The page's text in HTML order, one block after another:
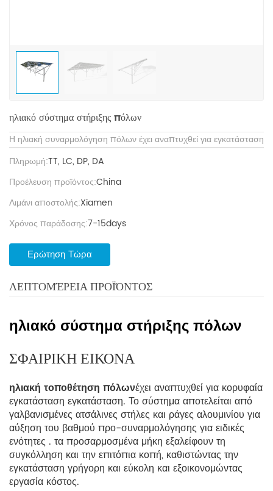
ηλιακό σύστημα στήριξης πόλων
Η ηλιακή συναρμολόγηση πόλων έχει αναπτυχθεί για εγκατάσταση
Πληρωμή:TT, LC, DP, DA
Προέλευση προϊόντος:China
Λιμάνι αποστολής:Xiamen
Χρόνος παράδοσης:7-15days
Ερώτηση Τώρα
ΛΕΠΤΟΜΈΡΕΙΑ ΠΡΟΪΌΝΤΟΣ
ηλιακό σύστημα στήριξης πόλων
ΣΦΑΙΡΙΚΗ ΕΙΚΟΝΑ
ηλιακή τοποθέτηση πόλωνέχει αναπτυχθεί για κορυφαία
εγκατάσταση εγκατάσταση. Το σύστημα αποτελείται από
γαλβανισμένες ατσάλινες στήλες και ράγες αλουμινίου για
αύξηση του βαθμού προ-συναρμολόγησης για ειδικές
ενότητες . τα προσαρμοσμένα μήκη εξαλείφουν τη
συγκόλληση και την επιτόπια κοπή, καθιστώντας την
εγκατάσταση γρήγορη και εύκολη και εξοικονομώντας
εργασία κόστος.